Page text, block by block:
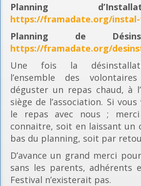
Planning
https://framadate.org/
Planning de
https://framadate.org/
Une fois la
l’ensemble des
déguster un repas chaud, à
siège de l’association. Si
le repas avec nous ;
connaitre, soit en laissant un
bas du planning, soit par
D’avance un grand merci
sans les parents, adhérents
Festival n’existerait pas.